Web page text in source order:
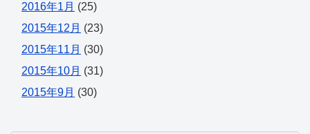
2016年1月 (25)
2015年12月 (23)
2015年11月 (30)
2015年10月 (31)
2015年9月 (30)